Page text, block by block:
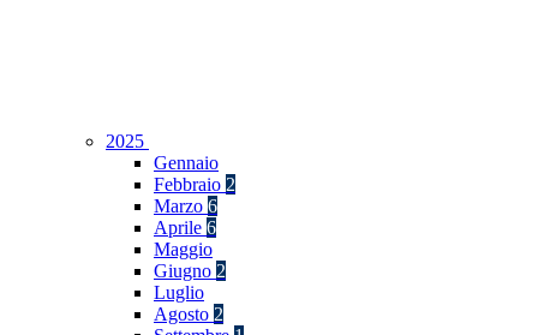
2025
Gennaio
Febbraio 2
Marzo 6
Aprile 6
Maggio
Giugno 2
Luglio
Agosto 2